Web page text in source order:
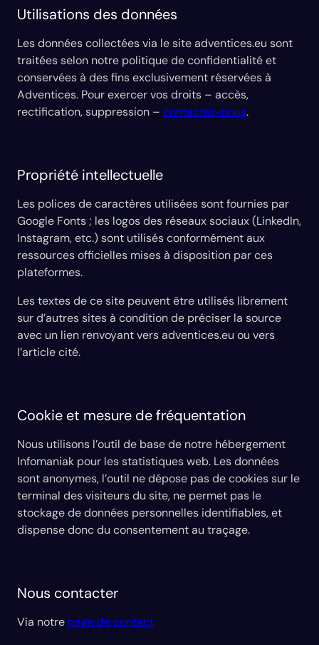
Utilisations des données
Les données collectées via le site adventices.eu sont
traitées selon notre politique de confidentialité et
conservées à des fins exclusivement réservées à
Adventices. Pour exercer vos droits – accès,
rectification, suppression – contactez-nous.
Propriété intellectuelle
Les polices de caractères utilisées sont fournies par
Google Fonts ; les logos des réseaux sociaux (LinkedIn,
Instagram, etc.) sont utilisés conformément aux
ressources officielles mises à disposition par ces
plateformes.
Les textes de ce site peuvent être utilisés librement
sur d’autres sites à condition de préciser la source
avec un lien renvoyant vers adventices.eu ou vers
l’article cité.
Cookie et mesure de fréquentation
Nous utilisons l’outil de base de notre hébergement
Infomaniak pour les statistiques web. Les données
sont anonymes, l’outil ne dépose pas de cookies sur le
terminal des visiteurs du site, ne permet pas le
stockage de données personnelles identifiables, et
dispense donc du consentement au traçage.
Nous contacter
Via notre page de contact